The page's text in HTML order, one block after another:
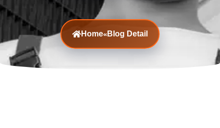
Home«Blog Detail